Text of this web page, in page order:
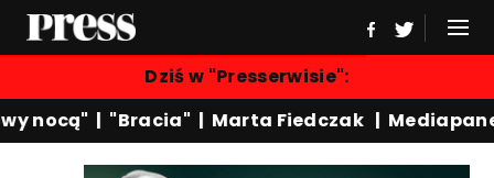
Dziś w "Presserwisie":
nocą"|"Bracia"| Marta Fiedczak|Mediapanel